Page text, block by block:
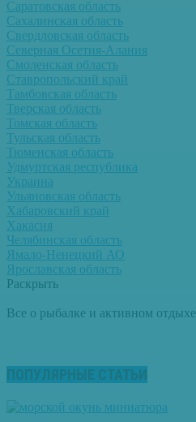
Саратовская область
Сахалинская область
Свердловская область
Северная Осетия-Алания
Смоленская область
Ставропольский край
Тамбовская область
Тверская область
Томская область
Тульская область
Тюменская область
Удмуртская республика
Украина
Ульяновская область
Хабаровский край
Хакасия
Челябинская область
Ямало-Ненецкий АО
Ярославская область
Раскрыть
Все о рыбалке и активном отдыхе
ПОПУЛЯРНЫЕ СТАТЬИ